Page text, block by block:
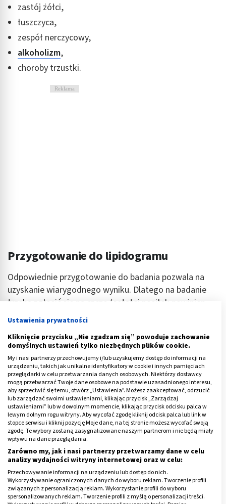
zastój żółci,
łuszczyca,
zespół nerczycowy,
alkoholizm,
choroby trzustki.
Reklama
Przygotowanie do lipidogramu
Odpowiednie przygotowanie do badania pozwala na
uzyskanie wiarygodnego wyniku. Dlatego na badanie
trzeba zgłosić się na czczo (ostatni posiłek powinien
być zjedzony 12 godzin wcześniej). Przeddzień badania
trzeba powstrzymać się od picia
intensywnego wysiłku fizycznego. Warto również
postawić na relaks i postarać się unikać sytuacji
stresowych.
Na kilka dni przed badaniem nie powinno się
modyfikować normalnej diety i nagłe wprowadzać diet
niskotłuszczowych, głodówek i diet
wysokotłuszczowych.
Na 3 tygodnie przed badaniem lekarz zaleci
odstawienie leków regulujących gospodarkę lipidową
organizmu. Przez 3 tygodnie warto też wstrzymać się z
lipidogramem, jeśli przeszliśmy jakąś infekcję.
Ustawienia prywatności
Kliknięcie przycisku „Nie zgadzam się” powoduje zachowanie
domyślnych ustawień tylko niezbędnych plików cookie.
My i nasi partnerzy przechowujemy i/lub uzyskujemy dostęp do informacji na
urządzeniu, takich jak unikalne identyfikatory w cookie i innych pamięciach
przeglądarki w celu przetwarzania danych osobowych. Niektórzy dostawcy
mogą przetwarzać Twoje dane osobowe na podstawie uzasadnionego interesu,
aby sprzeciwić się temu, otwórz „Ustawienia”. Możesz zaakceptować, odrzucić
lub zarządzać swoimi ustawieniami, klikając przycisk „Zarządzaj
ustawieniami” lub w dowolnym momencie, klikając przycisk odcisku palca w
lewym dolnym rogu witryny. Aby wycofać zgodę kliknij odcisk palca lub link w
stopce serwisu i kliknij pozycję Moje dane, na tej stronie możesz wycofać swoją
zgodę. Te wybory zostaną zasygnalizowane naszym partnerom i nie będą miały
wpływu na dane przeglądania.
Zarówno my, jak i nasi partnerzy przetwarzamy dane w celu
analizy wydajności witryny internetowej oraz w celu:
Przechowywanie informacji na urządzeniu lub dostęp do nich.
Wykorzystywanie ograniczonych danych do wyboru reklam. Tworzenie profili
związanych z personalizacją reklam. Wykorzystanie profili do wyboru
spersonalizowanych reklam. Tworzenie profili z myślą o personalizacji treści.